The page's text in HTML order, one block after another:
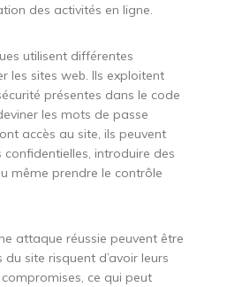
des activités en ligne.
utilisent différentes
les sites web. Ils exploitent
présentes dans le code
les mots de passe
accès au site, ils peuvent
introduire des
même prendre le contrôle
attaque réussie peuvent être
site risquent d’avoir leurs
ce qui peut